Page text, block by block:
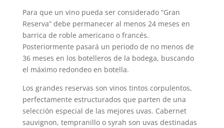
Para que un vino pueda ser considerado “Gran
Reserva” debe permanecer al menos 24 meses en
barrica de roble americano o francés.
Posteriormente pasará un periodo de no menos de
36 meses en los botelleros de la bodega, buscando
el máximo redondeo en botella.
Los grandes reservas son vinos tintos corpulentos,
perfectamente estructurados que parten de una
selección especial de las mejores uvas. Cabernet
sauvignon, tempranillo o syrah son uvas destinadas